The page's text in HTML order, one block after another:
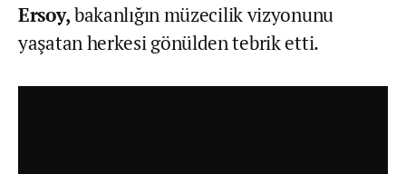
Ersoy,bakanlığın müzecilik vizyonunu
yaşatan herkesi gönülden tebrik etti.